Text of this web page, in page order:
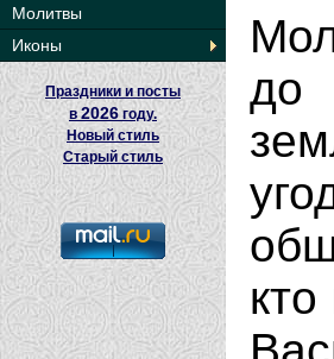
Молитвы
Иконы
Праздники и посты
в 2026 году.
Новый стиль
Старый стиль
до